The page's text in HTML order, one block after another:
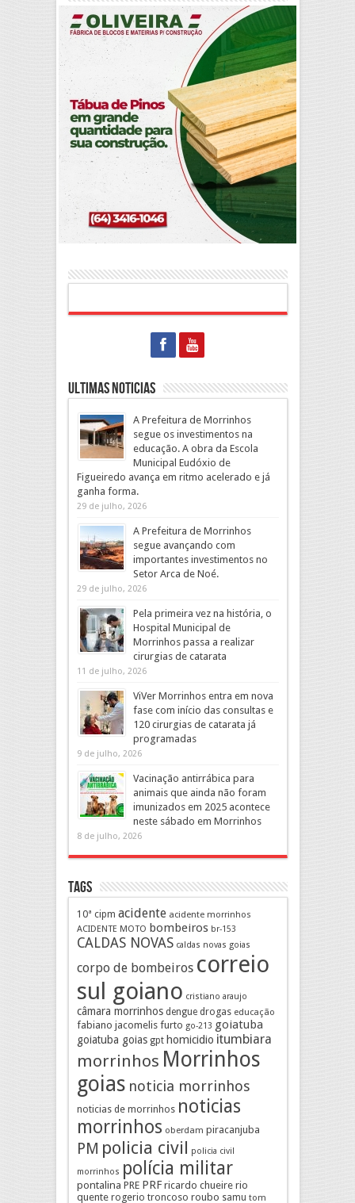
Ultimas Noticias
A Prefeitura de Morrinhos
segue os investimentos na
educação. A obra da Escola
Municipal Eudóxio de
Figueiredo avança em ritmo acelerado e já
ganha forma.
29 de julho, 2026
A Prefeitura de Morrinhos
segue avançando com
importantes investimentos no
Setor Arca de Noé.
29 de julho, 2026
Pela primeira vez na história, o
Hospital Municipal de
Morrinhos passa a realizar
cirurgias de catarata
11 de julho, 2026
ViVer Morrinhos entra em nova
fase com início das consultas e
120 cirurgias de catarata já
programadas
9 de julho, 2026
Vacinação antirrábica para
animais que ainda não foram
imunizados em 2025 acontece
neste sábado em Morrinhos
8 de julho, 2026
Tags
10ª cipm acidente acidente morrinhos
ACIDENTE MOTO bombeiros br-153
CALDAS NOVAS caldas novas goias
corpo de bombeiros correio
sul goiano cristiano araujo
câmara morrinhos dengue drogas educação
fabiano jacomelis furto go-213 goiatuba
goiatuba goias gpt homicidio itumbiara
morrinhos Morrinhos
goias noticia morrinhos
noticias de morrinhos noticias
morrinhos oberdam piracanjuba
PM policia civil policia civil
morrinhos polícia militar
pontalina PRE PRF ricardo chueire rio
quente rogerio troncoso roubo samu tom